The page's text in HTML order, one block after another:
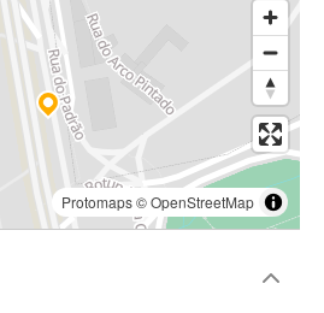
Protomaps©OpenStreetMap